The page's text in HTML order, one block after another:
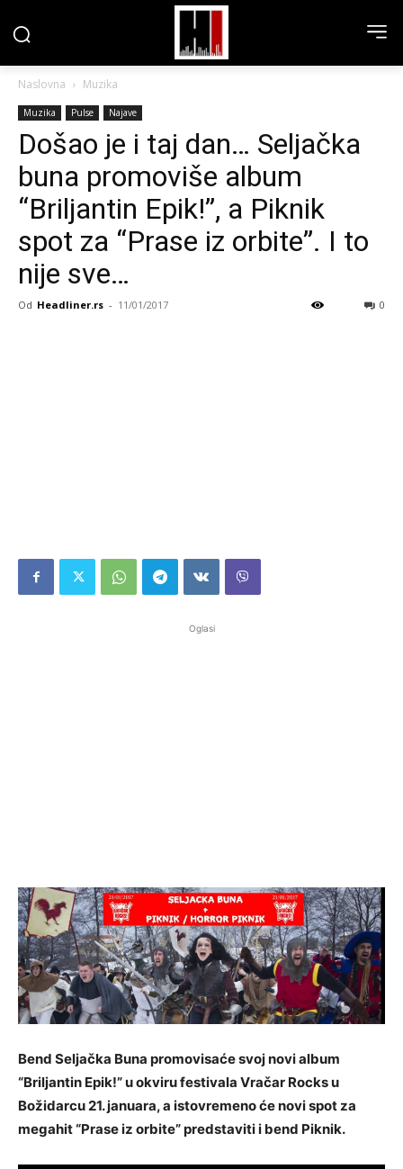
Naslovna Muzika
Muzika Pulse Najave
Došao je i taj dan… Seljačka
buna promoviše album
“Briljantin Epik!”, a Piknik
spot za “Prase iz orbite”. I to
nije sve…
Od Headliner.rs - 11/01/2017 0
Oglasi
Bend Seljačka Buna promovisaće svoj novi album
“Briljantin Epik!” u okviru festivala Vračar Rocks u
Božidarcu 21. januara, a istovremeno će novi spot za
megahit “Prase iz orbite” predstaviti i bend Piknik.